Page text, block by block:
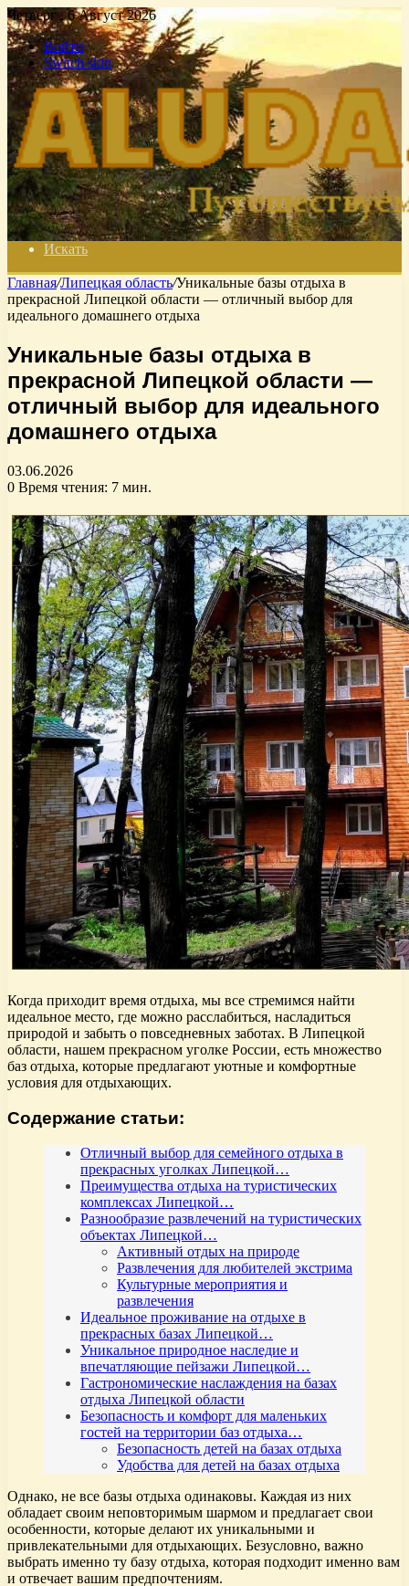
Четверг , 6 Август 2026
Войти
Switch skin
Искать
Главная/Липецкая область/Уникальные базы отдыха в
прекрасной Липецкой области — отличный выбор для
идеального домашнего отдыха
Уникальные базы отдыха в
прекрасной Липецкой области —
отличный выбор для идеального
домашнего отдыха
03.06.2026
0 Время чтения: 7 мин.
Когда приходит время отдыха, мы все стремимся найти
идеальное место, где можно расслабиться, насладиться
природой и забыть о повседневных заботах. В Липецкой
области, нашем прекрасном уголке России, есть множество
баз отдыха, которые предлагают уютные и комфортные
условия для отдыхающих.
Содержание статьи:
Отличный выбор для семейного отдыха в
прекрасных уголках Липецкой…
Преимущества отдыха на туристических
комплексах Липецкой…
Разнообразие развлечений на туристических
объектах Липецкой…
Активный отдых на природе
Развлечения для любителей экстрима
Культурные мероприятия и
развлечения
Идеальное проживание на отдыхе в
прекрасных базах Липецкой…
Уникальное природное наследие и
впечатляющие пейзажи Липецкой…
Гастрономические наслаждения на базах
отдыха Липецкой области
Безопасность и комфорт для маленьких
гостей на территории баз отдыха…
Безопасность детей на базах отдыха
Удобства для детей на базах отдыха
Однако, не все базы отдыха одинаковы. Каждая из них
обладает своим неповторимым шармом и предлагает свои
особенности, которые делают их уникальными и
привлекательными для отдыхающих. Безусловно, важно
выбрать именно ту базу отдыха, которая подходит именно вам
и отвечает вашим предпочтениям.